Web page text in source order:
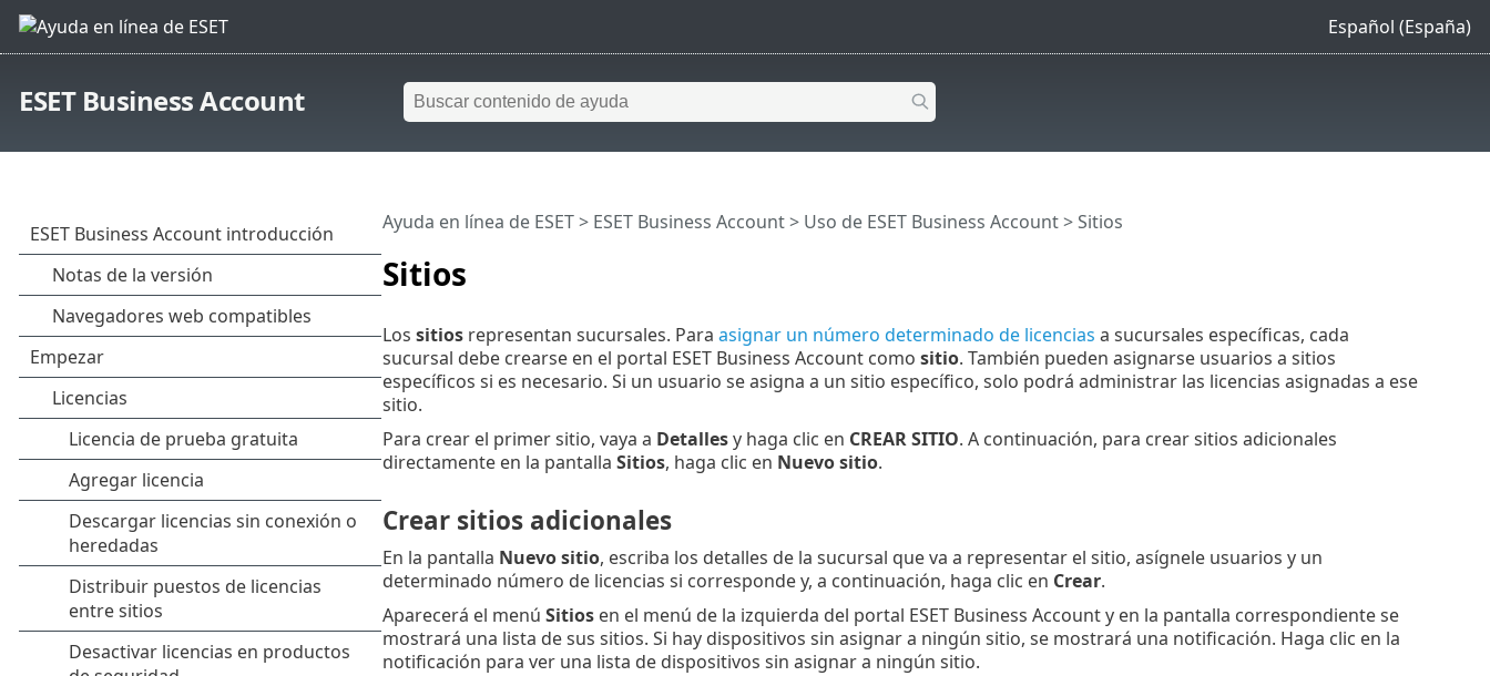
Español (España)
ESET Business Account
Sitios
Ayuda en línea de ESET> ESET Business Account> Uso de ESET Business Account> Sitios
Los sitiosrepresentan sucursales. Para asignar un número determinado de licencias a sucursales específicas, cada
sucursal debe crearse en el portal ESET Business Account como sitio. También pueden asignarse usuarios a sitios
específicos si es necesario. Si un usuario se asigna a un sitio específico, solo podrá administrar las licencias asignadas a ese
sitio.
Para crear el primer sitio, vaya a Detallesy haga clic en CREAR SITIO. A continuación, para crear sitios adicionales
directamente en la pantalla Sitios, haga clic en Nuevo sitio.
Crear sitios adicionales
En la pantalla Nuevo sitio, escriba los detalles de la sucursal que va a representar el sitio, asígnele usuarios y un
determinado número de licencias si corresponde y, a continuación, haga clic en Crear.
Aparecerá el menú Sitiosen el menú de la izquierda del portal ESET Business Account y en la pantalla correspondiente se
mostrará una lista de sus sitios. Si hay dispositivos sin asignar a ningún sitio, se mostrará una notificación. Haga clic en la
notificación para ver una lista de dispositivos sin asignar a ningún sitio.